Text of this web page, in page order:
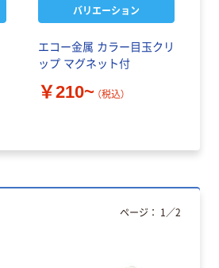
バリエーション
エコー金属 カラー目玉クリ
ップ マグネット付
￥210~ （税込）
ページ： 1 ／2